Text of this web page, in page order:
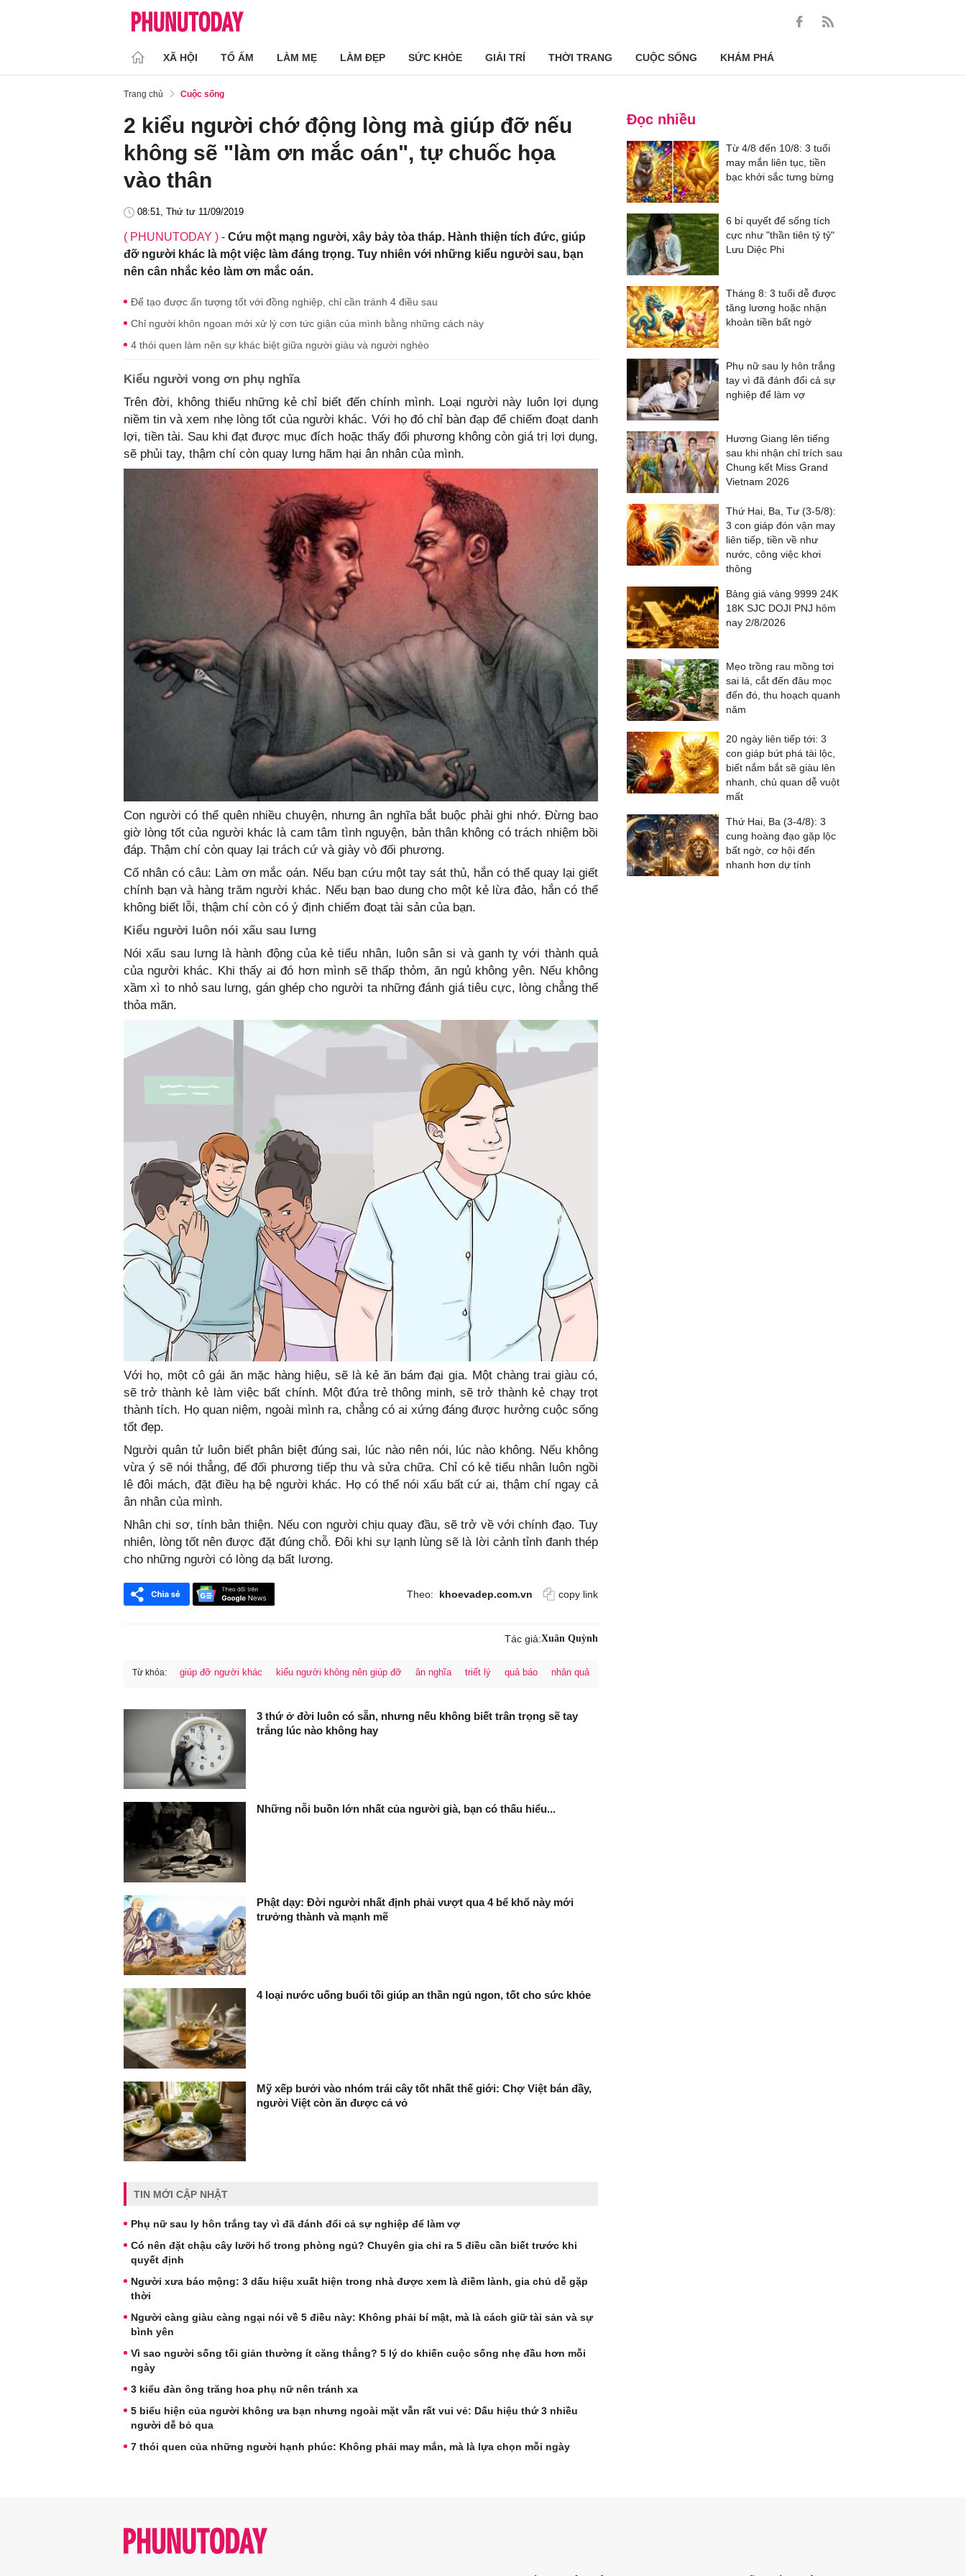
XÃ HỘI TỔ ẤM LÀM MẸ LÀM ĐẸP SỨC KHỎE GIẢI TRÍ THỜI TRANG CUỘC SỐNG KHÁM PHÁ
Trang chủ Cuộc sống
2 kiểu người chớ động lòng mà giúp đỡ nếu
không sẽ "làm ơn mắc oán", tự chuốc họa
vào thân
08:51, Thứ tư 11/09/2019
( PHUNUTODAY ) - Cứu một mạng người, xây bảy tòa tháp. Hành thiện tích đức, giúp
đỡ người khác là một việc làm đáng trọng. Tuy nhiên với những kiểu người sau, bạn
nên cân nhắc kẻo làm ơn mắc oán.
Để tạo được ấn tượng tốt với đồng nghiệp, chỉ cần tránh 4 điều sau
Chỉ người khôn ngoan mới xử lý cơn tức giận của mình bằng những cách này
4 thói quen làm nên sự khác biệt giữa người giàu và người nghèo
Kiểu người vong ơn phụ nghĩa
Trên đời, không thiếu những kẻ chỉ biết đến chính mình. Loại người này luôn lợi dụng
niềm tin và xem nhẹ lòng tốt của người khác. Với họ đó chỉ bàn đạp để chiếm đoạt danh
lợi, tiền tài. Sau khi đạt được mục đích hoặc thấy đối phương không còn giá trị lợi dụng,
sẽ phủi tay, thậm chí còn quay lưng hãm hại ân nhân của mình.
Con người có thể quên nhiều chuyện, nhưng ân nghĩa bắt buộc phải ghi nhớ. Đừng bao
giờ lòng tốt của người khác là cam tâm tình nguyện, bản thân không có trách nhiệm bồi
đáp. Thậm chí còn quay lại trách cứ và giày vò đối phương.
Cổ nhân có câu: Làm ơn mắc oán. Nếu bạn cứu một tay sát thủ, hắn có thể quay lại giết
chính bạn và hàng trăm người khác. Nếu bạn bao dung cho một kẻ lừa đảo, hắn có thể
không biết lỗi, thậm chí còn có ý định chiếm đoạt tài sản của bạn.
Kiểu người luôn nói xấu sau lưng
Nói xấu sau lưng là hành động của kẻ tiểu nhân, luôn sân si và ganh tỵ với thành quả
của người khác. Khi thấy ai đó hơn mình sẽ thấp thỏm, ăn ngủ không yên. Nếu không
xầm xì to nhỏ sau lưng, gán ghép cho người ta những đánh giá tiêu cực, lòng chẳng thể
thỏa mãn.
Với họ, một cô gái ăn mặc hàng hiệu, sẽ là kẻ ăn bám đại gia. Một chàng trai giàu có,
sẽ trở thành kẻ làm việc bất chính. Một đứa trẻ thông minh, sẽ trở thành kẻ chạy trọt
thành tích. Họ quan niệm, ngoài mình ra, chẳng có ai xứng đáng được hưởng cuộc sống
tốt đẹp.
Người quân tử luôn biết phân biệt đúng sai, lúc nào nên nói, lúc nào không. Nếu không
vừa ý sẽ nói thẳng, để đối phương tiếp thu và sửa chữa. Chỉ có kẻ tiểu nhân luôn ngồi
lê đôi mách, đặt điều hạ bệ người khác. Họ có thể nói xấu bất cứ ai, thậm chí ngay cả
ân nhân của mình.
Nhân chi sơ, tính bản thiện. Nếu con người chịu quay đầu, sẽ trở về với chính đạo. Tuy
nhiên, lòng tốt nên được đặt đúng chỗ. Đôi khi sự lạnh lùng sẽ là lời cảnh tỉnh đanh thép
cho những người có lòng dạ bất lương.
Theo: khoevadep.com.vn copy link
Tác giả:Xuân Quỳnh
Từ khóa: giúp đỡ người khác kiểu người không nên giúp đỡ ân nghĩa triết lý quả báo nhân quả
3 thứ ở đời luôn có sẵn, nhưng nếu không biết trân trọng sẽ tay
trắng lúc nào không hay
Những nỗi buồn lớn nhất của người già, bạn có thấu hiểu...
Phật dạy: Đời người nhất định phải vượt qua 4 bể khổ này mới
trưởng thành và mạnh mẽ
4 loại nước uống buổi tối giúp an thần ngủ ngon, tốt cho sức khỏe
Mỹ xếp bưởi vào nhóm trái cây tốt nhất thế giới: Chợ Việt bán đầy,
người Việt còn ăn được cả vỏ
TIN MỚI CẬP NHẬT
Phụ nữ sau ly hôn trắng tay vì đã đánh đổi cả sự nghiệp để làm vợ
Có nên đặt chậu cây lưỡi hổ trong phòng ngủ? Chuyên gia chỉ ra 5 điều cần biết trước khi
quyết định
Người xưa báo mộng: 3 dấu hiệu xuất hiện trong nhà được xem là điềm lành, gia chủ dễ gặp
thời
Người càng giàu càng ngại nói về 5 điều này: Không phải bí mật, mà là cách giữ tài sản và sự
bình yên
Vì sao người sống tối giản thường ít căng thẳng? 5 lý do khiến cuộc sống nhẹ đầu hơn mỗi
ngày
3 kiểu đàn ông trăng hoa phụ nữ nên tránh xa
5 biểu hiện của người không ưa bạn nhưng ngoài mặt vẫn rất vui vẻ: Dấu hiệu thứ 3 nhiều
người dễ bỏ qua
7 thói quen của những người hạnh phúc: Không phải may mắn, mà là lựa chọn mỗi ngày
Đọc nhiều
Từ 4/8 đến 10/8: 3 tuổi
may mắn liên tục, tiền
bạc khởi sắc tưng bừng
6 bí quyết để sống tích
cực như "thần tiên tỷ tỷ"
Lưu Diệc Phi
Tháng 8: 3 tuổi dễ được
tăng lương hoặc nhận
khoản tiền bất ngờ
Phụ nữ sau ly hôn trắng
tay vì đã đánh đổi cả sự
nghiệp để làm vợ
Hương Giang lên tiếng
sau khi nhận chỉ trích sau
Chung kết Miss Grand
Vietnam 2026
Thứ Hai, Ba, Tư (3-5/8):
3 con giáp đón vận may
liên tiếp, tiền về như
nước, công việc khơi
thông
Bảng giá vàng 9999 24K
18K SJC DOJI PNJ hôm
nay 2/8/2026
Mẹo trồng rau mồng tơi
sai lá, cắt đến đâu mọc
đến đó, thu hoạch quanh
năm
20 ngày liên tiếp tới: 3
con giáp bứt phá tài lộc,
biết nắm bắt sẽ giàu lên
nhanh, chủ quan dễ vuột
mất
Thứ Hai, Ba (3-4/8): 3
cung hoàng đạo gặp lộc
bất ngờ, cơ hội đến
nhanh hơn dự tính